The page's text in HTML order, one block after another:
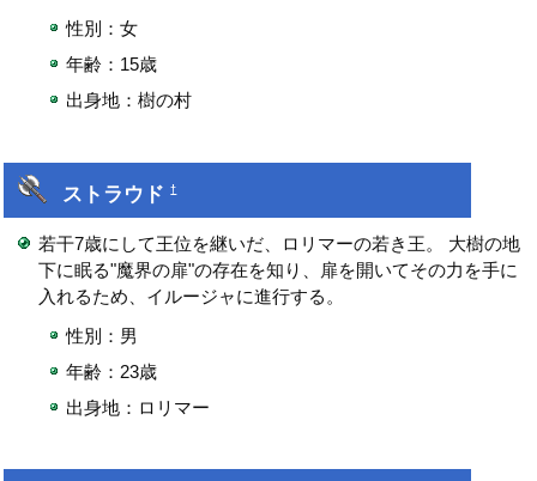
性別：女
年齢：15歳
出身地：樹の村
ストラウド†
若干7歳にして王位を継いだ、ロリマーの若き王。 大樹の地
下に眠る"魔界の扉"の存在を知り、扉を開いてその力を手に
入れるため、イルージャに進行する。
性別：男
年齢：23歳
出身地：ロリマー